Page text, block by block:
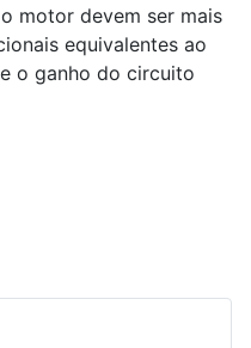
motor devem ser mais
equivalentes ao
o ganho do circuito